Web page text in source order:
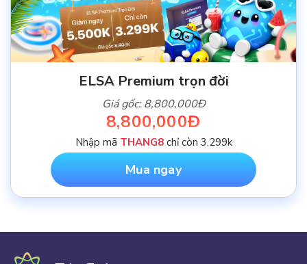
ELSA Premium trọn đời
Giá gốc: 8,800,000Đ
8,800,000Đ
Nhập mã THANG8chỉ còn 3.299k
Mua ngay